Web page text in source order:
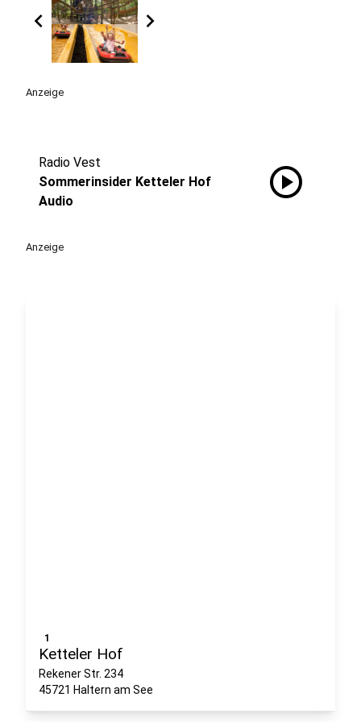
chevron_left chevron_right
Anzeige
Radio Vest
Sommerinsider Ketteler Hof
Audio
play_circle
Anzeige
1
Ketteler Hof
Rekener Str. 234
45721 Haltern am See